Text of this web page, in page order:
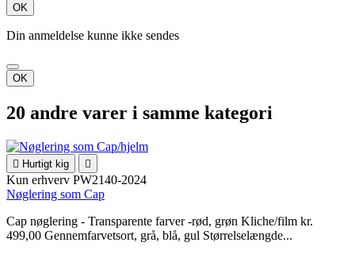
OK
Din anmeldelse kunne ikke sendes
OK
20 andre varer i samme kategori
 Hurtigt kig 
Kun erhverv PW2140-2024
Nøglering som Cap
Cap nøglering - Transparente farver -rød, grøn Kliche/film kr.
499,00 Gennemfarvetsort, grå, blå, gul Størrelselængde...